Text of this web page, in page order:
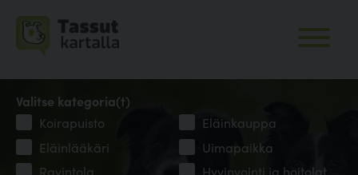
Valitse kategoria(t)
Koirapuisto
Eläinkauppa
Eläinlääkäri
Uimapaikka
Ravintola
Hyvinvointi ja hoitolat